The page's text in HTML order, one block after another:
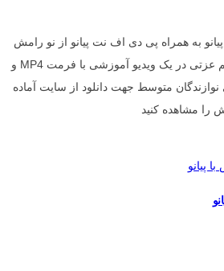
به همراه پی دی اف نت پیانو از نو رامش
با آهنگ سازی دشچی و تنظیم عزتی در یک ویدیو آموزشی با فرمت MP4 و
۰۰:۰۳:۳۱ برای نوازندگان متوسط جهت دانلود از سایت آماده
را مشاهده کنید